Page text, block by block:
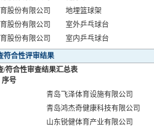
股份有限公司
地埋篮球架
股份有限公司
室外乒乓球台
股份有限公司
室内乒乓球台
符合性评审结果
/符合性审查结果汇总表
序号
青岛飞泽体育设施有限公司
青岛鸿杰奇健康科技有限公司
山东锐健体育产业有限公司